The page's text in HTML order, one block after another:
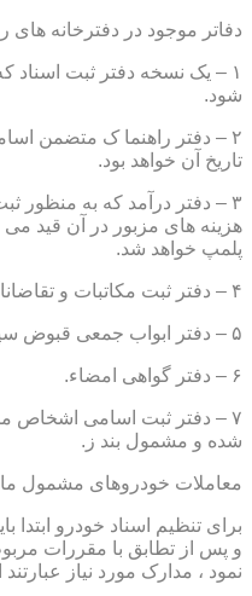
دفاتر موجود در دفترخانه
۱ – یک نسخه دفتر ثبت
شود.
۲ – دفتر راهنما ک متضمن
تاریخ آن خواهد بود.
۳ – دفتر درآمد که به
هزینه های مزبور در آن قید
پلمپ خواهد شد.
۴ – دفتر ثبت مکاتبات و تقاضانامه اجرایی و خلاصه معاملات.
۵ – دفتر ابواب جمعی قبوض سپرده و اوراق بهادار.
۶ – دفتر گواهی امضاء.
۷ – دفتر ثبت اسامی اشخاص
شده و مشمول بند ز.
معاملات خودروهای مشمول
برای تنظیم اسناد خودرو ابتدا
و پس از تطابق با مقررات
نمود ، مدارک مورد نیاز عبارتند